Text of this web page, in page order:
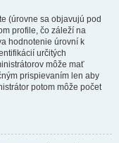
(úrovne sa objavujú pod
profile, čo záleží na
hodnotenie úrovní k
určitých
môže mať
prispievaním len aby
potom môže počet